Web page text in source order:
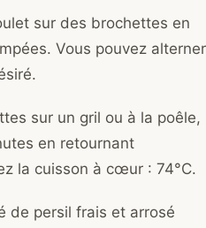
sur des brochettes en
Vous pouvez alterner
sur un gril ou à la poêle,
en retournant
la cuisson à cœur : 74°C.
de persil frais et arrosé